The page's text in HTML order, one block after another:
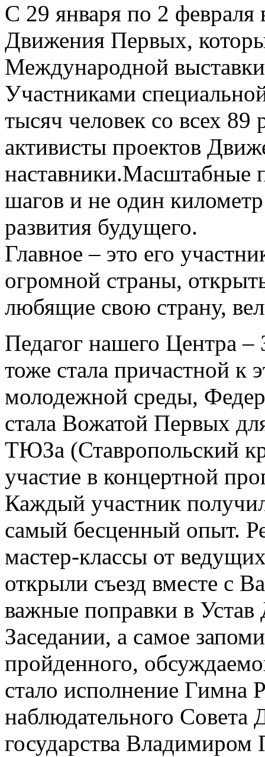
С 29 января по 2 февраля
Движения Первых,
Международной
Участниками
тысяч человек со всех 89
активисты проектов
наставники.Масштабные
шагов и не один
развития будущего.
Главное – это его
огромной страны,
любящие свою страну,
Педагог нашего Центра –
тоже стала причастной к
молодежной среды,
стала Вожатой Первых
ТЮЗа (Ставропольский
участие в концертной
Каждый участник
самый бесценный опыт.
мастер-классы от
открыли съезд вместе с
важные поправки в
Заседании, а самое
пройденного,
стало исполнение Гимна
наблюдательного
государства